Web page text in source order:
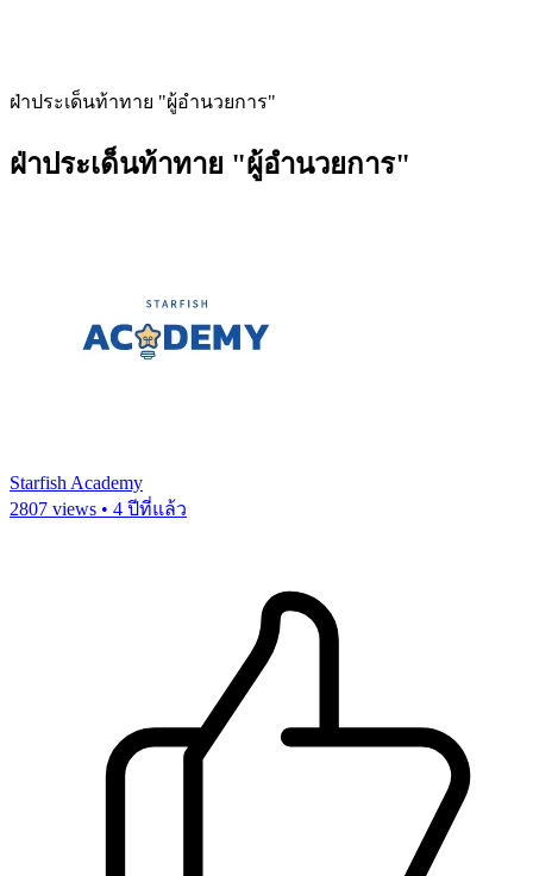
ฝ่าประเด็นท้าทาย "ผู้อำนวยการ"
ฝ่าประเด็นท้าทาย "ผู้อำนวยการ"
Starfish Academy
2807 views • 4 ปีที่แล้ว